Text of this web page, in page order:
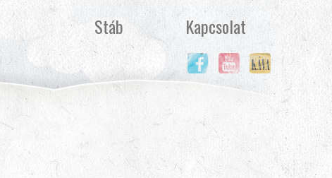
Stáb Kapcsolat